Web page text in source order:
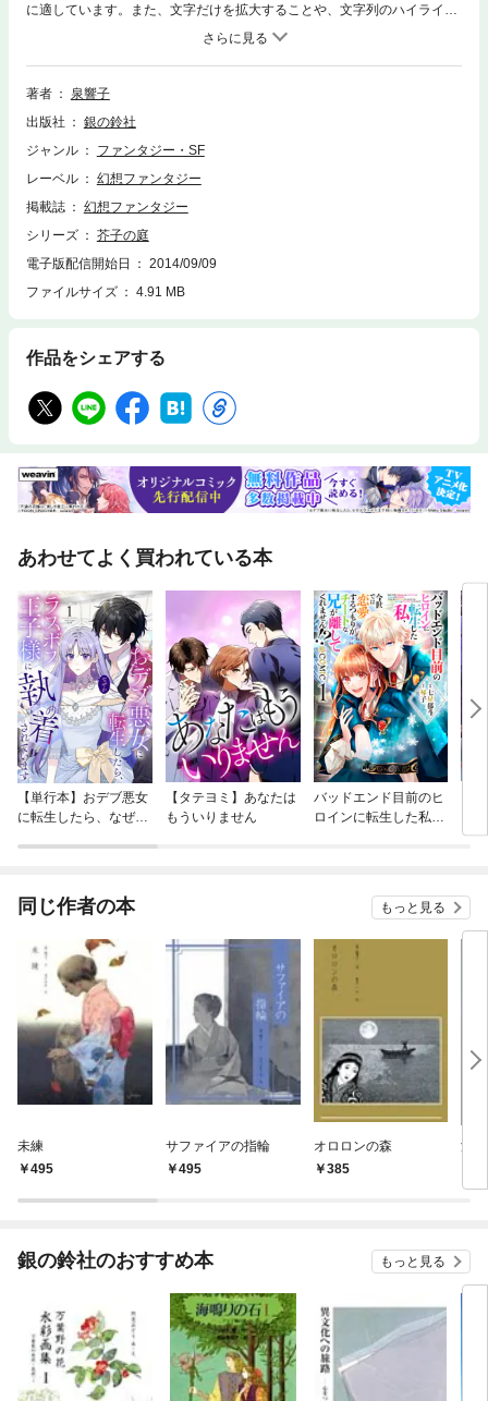
に適しています。また、文字だけを拡大することや、文字列のハイライ
ト、検索、辞書の参照、引用などの機能が使用できません。芥子屋敷と呼
ばれる大きなお屋敷に、ひときわ美しかったさちという人がいました。わ
たしはその日もいっしょにさちとかくれんぼをしたのです。さちは、かく
れるのも忘れて大輪の、真紅の芥子の花に心を奪われておりました。芥子
がら心に沁みる泉響子の幻想世界！泉響子幻想シリーズ4
著者
泉響子
出版社
銀の鈴社
ジャンル
ファンタジー・SF
レーベル
幻想ファンタジー
掲載誌
幻想ファンタジー
シリーズ
芥子の庭
電子版配信開始日
2014/09/09
ファイルサイズ
4.91 MB
作品をシェアする
あわせてよく買われている本
【単行本】おデブ悪女
に転生したら、なぜか
【タテヨミ】あなたは
もういりません
バッドエンド目前のヒ
ロインに転生した私、
同じ作者の本 もっと見る
未練
495
サファイアの指輪
495
オロロンの森
385
泪壷
銀の鈴社のおすすめ本 もっと見る